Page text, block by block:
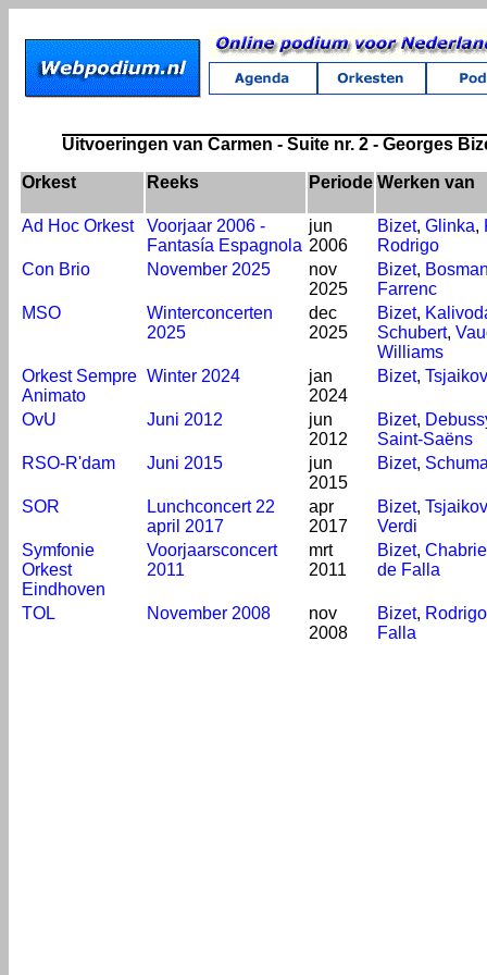
Uitvoeringen van Carmen - Suite nr. 2 - Georges
Orkest Reeks Periode Werken van
Ad Hoc Orkest
Voorjaar 2006 -
Fantasía Espagnola
jun
2006
Bizet, Glinka,
Rodrigo
Con Brio
November 2025
nov
2025
Bizet,
Farrenc
MSO
Winterconcerten
2025
dec
2025
Bizet,
Schubert,
Williams
Orkest Sempre
Animato
Winter 2024
jan
2024
Bizet,
OvU Juni 2012
jun
2012
Bizet,
Saint-Saëns
RSO-R'dam
Juni 2015
jun
2015
Bizet,
SOR
Lunchconcert 22
april 2017
apr
2017
Bizet,
Verdi
Symfonie
Orkest
Eindhoven
Voorjaarsconcert
2011
mrt
2011
Bizet,
de Falla
TOL November 2008
nov
2008
Bizet, Rodrigo
Falla